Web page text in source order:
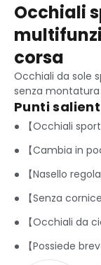
Occhiali
corsa
Occhiali da sole
senza
Punti
【Occhiali
【Cambia in
【Nasello
【Senza
【Occhiali da
【Possiede